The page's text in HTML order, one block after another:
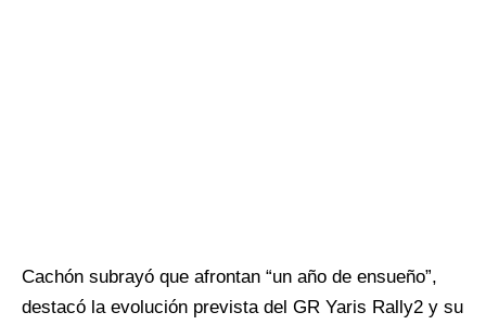
Cachón subrayó que afrontan “un año de ensueño”,
destacó la evolución prevista del GR Yaris Rally2 y su